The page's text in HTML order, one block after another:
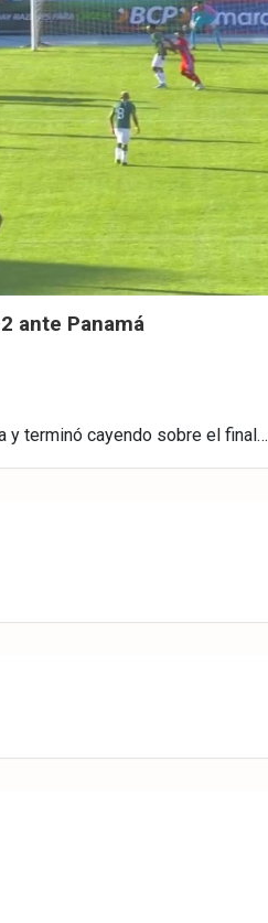
ante Panamá
y terminó cayendo sobre el final…